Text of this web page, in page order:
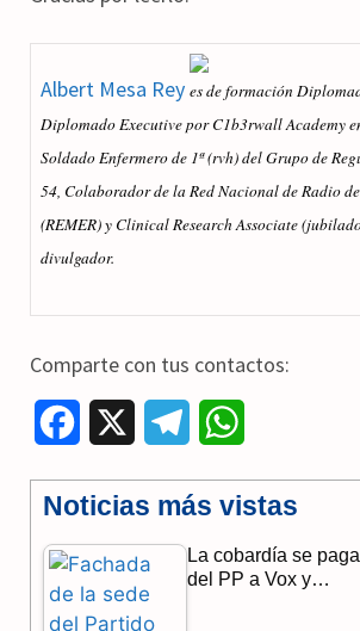
Albert Mesa Rey es de formación
Diplomado Executive por C1b3rwall Academy
Soldado Enfermero de 1ª (rvh) del Grupo de
54, Colaborador de la Red Nacional de Radio
(REMER) y Clinical Research Associate
divulgador.
Comparte con tus contactos:
c
e
b
l
e
a
t
Noticias más vistas
La cobardía se
del PP a Vox y…